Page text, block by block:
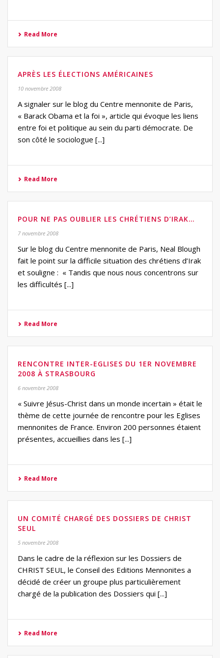
Read More
APRÈS LES ÉLECTIONS AMÉRICAINES
10 novembre 2008
A signaler sur le blog du Centre mennonite de Paris,
« Barack Obama et la foi », article qui évoque les liens
entre foi et politique au sein du parti démocrate. De
son côté le sociologue [...]
Read More
POUR NE PAS OUBLIER LES CHRÉTIENS D’IRAK…
7 novembre 2008
Sur le blog du Centre mennonite de Paris, Neal Blough
fait le point sur la difficile situation des chrétiens d’Irak
et souligne : « Tandis que nous nous concentrons sur
les difficultés [...]
Read More
RENCONTRE INTER-EGLISES DU 1ER NOVEMBRE
2008 À STRASBOURG
6 novembre 2008
« Suivre Jésus-Christ dans un monde incertain » était le
thème de cette journée de rencontre pour les Eglises
mennonites de France. Environ 200 personnes étaient
présentes, accueillies dans les [...]
Read More
UN COMITÉ CHARGÉ DES DOSSIERS DE CHRIST
SEUL
5 novembre 2008
Dans le cadre de la réflexion sur les Dossiers de
CHRIST SEUL, le Conseil des Editions Mennonites a
décidé de créer un groupe plus particulièrement
chargé de la publication des Dossiers qui [...]
Read More